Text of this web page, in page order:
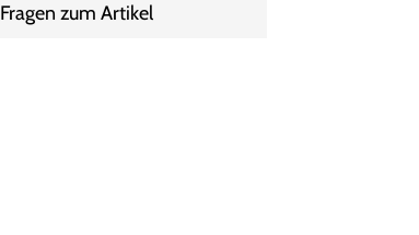
Fragen zum Artikel